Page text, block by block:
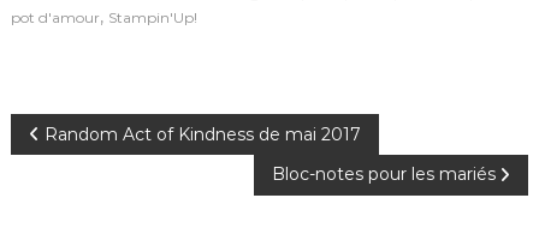
c
o
o
te it ta
pot d'amour, Stampin'Up!
N Random Act of Kindness de mai 2017
Bloc-notes pour les mariés